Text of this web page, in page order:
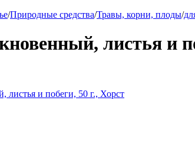
/Природные средства/Травы, корни, плоды/
листья и